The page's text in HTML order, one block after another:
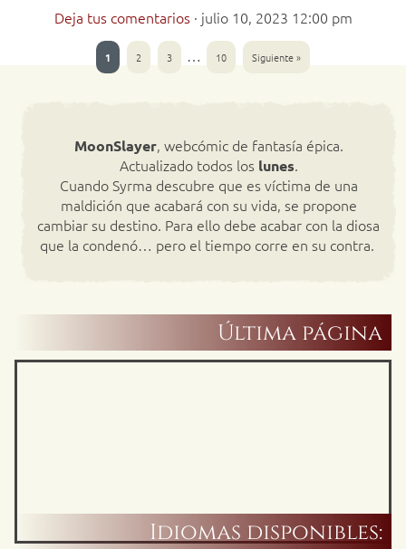
Deja tus comentarios· julio 10, 2023 12:00 pm
1 2 3 … 10 Siguiente »
MoonSlayer, webcómic de fantasía épica.
Actualizado todos los lunes.
Cuando Syrma descubre que es víctima de una
maldición que acabará con su vida, se propone
cambiar su destino. Para ello debe acabar con la diosa
que la condenó… pero el tiempo corre en su contra.
Última página
Idiomas disponibles: